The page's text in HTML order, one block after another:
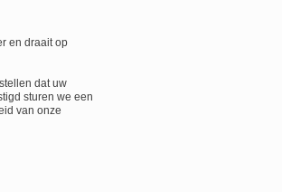
en draait op
dat uw
sturen we een
van onze